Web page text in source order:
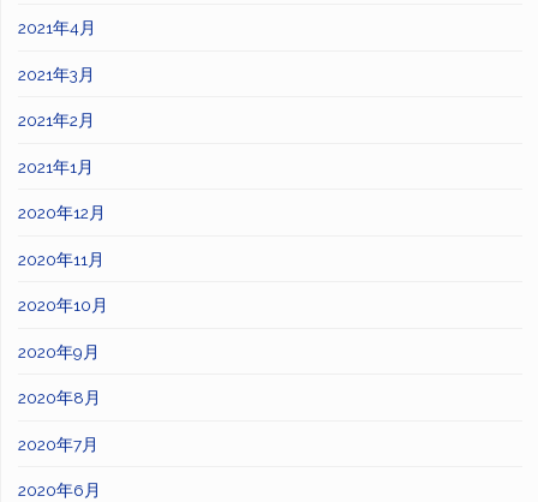
2021年4月
2021年3月
2021年2月
2021年1月
2020年12月
2020年11月
2020年10月
2020年9月
2020年8月
2020年7月
2020年6月